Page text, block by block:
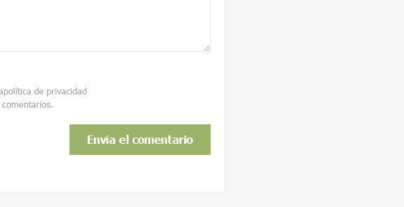
política de privacidad